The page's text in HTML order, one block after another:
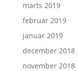
marts 2019
februar 2019
januar 2019
december 2018
november 2018